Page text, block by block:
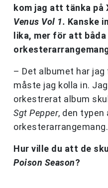
kom jag att tänka på
Venus Vol 1. Kanske
lika, mer för att båda
– Det albumet har
måste jag kolla in.
orkestrerat album
Sgt Pepper, den typen
orkesterarrangemang.
Hur ville du att de
Poison Season?